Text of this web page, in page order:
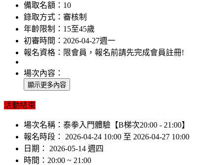
備取名額： 10
錄取方式： 審核制
年齡限制： 15至45歲
初審時間： 2026-04-27週一
報名資格： 限會員，報名前請先完成會員註冊!
場次內容：
活動結束
場次名稱： 泰拳入門體驗【B梯次20:00 - 21:00】
報名時段：
2026-04-24 10:00 至 2026-04-27 10:00
日期：
2026-05-14 週四
時間： 20:00 ~ 21:00